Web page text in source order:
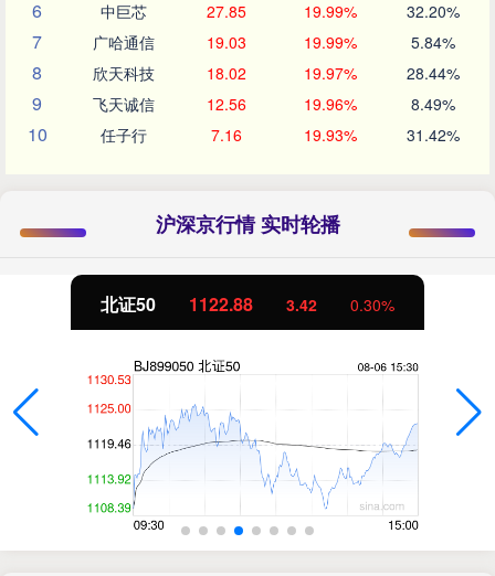
6 中巨芯 27.85 19.99% 32.20%
7 广哈通信 19.03 19.99% 5.84%
8 欣天科技 18.02 19.97% 28.44%
9 飞天诚信 12.56 19.96% 8.49%
10 任子行 7.16 19.93% 31.42%
沪深京行情 实时轮播
北证50 1122.88 3.42 0.30%